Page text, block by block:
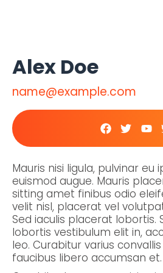
Alex Doe
name@example.com
Mauris nisi ligula, pulvinar eu
euismod augue. Mauris
sitting amet finibus odio
velit nisl, placerat vel
Sed iaculis placerat lobortis.
lobortis vestibulum elit in,
leo. Curabitur varius
faucibus libero accumsan et.